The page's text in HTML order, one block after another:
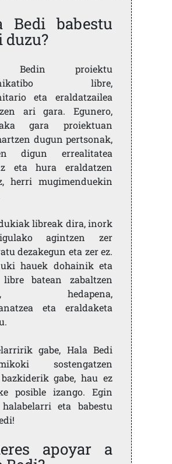
Bedi babestu
duzu?
Bedin proiektu
libre,
eta eraldatzailea
ari gara. Egunero,
gara proiektuan
dugun pertsonak,
digun errealitatea
eta hura eraldatzen
herri mugimenduekin
libreak dira, inork
agintzen zer
dezakegun eta zer ez.
hauek dohainik eta
batean zabaltzen
hedapena,
eta eraldaketa
gabe, Hala Bedi
sostengatzen
gabe, hau ez
posible izango. Egin
eta babestu
apoyar a